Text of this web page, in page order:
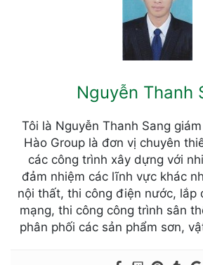
Nguyễn Thanh
Tôi là Nguyễn Thanh Sang
Hào Group là đơn vị chuyên
các công trình xây dựng với
đảm nhiệm các lĩnh vực khác
nội thất, thi công điện nước, lắp
mạng, thi công công trình sân
phân phối các sản phẩm sơn,